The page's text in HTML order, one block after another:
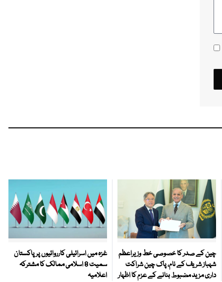
چین کے صدر کا خصوصی خط وزیراعظم
شہباز شریف کے نام، پاک چین شراکت
داری مزید مضبوط بنانے کے عزم کا اظہار
غزہ میں اسرائیلی کارروائیوں پر پاکستان
سمیت 8 اسلامی ممالک کا مشترکہ
اعلامیہ